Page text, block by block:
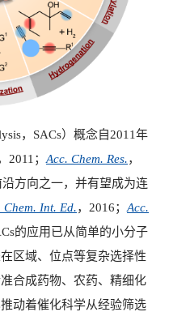
， SACs）概念自 2011年
2011 ； Acc. Chem. Res.，
方向之一，并有望成为连
Chem. Int. Ed.， 2016； Acc.
的应用已从简单的小分子
区域、位点等复杂选择性
合成药物、农药、精细化
动着催化科学从经验筛选